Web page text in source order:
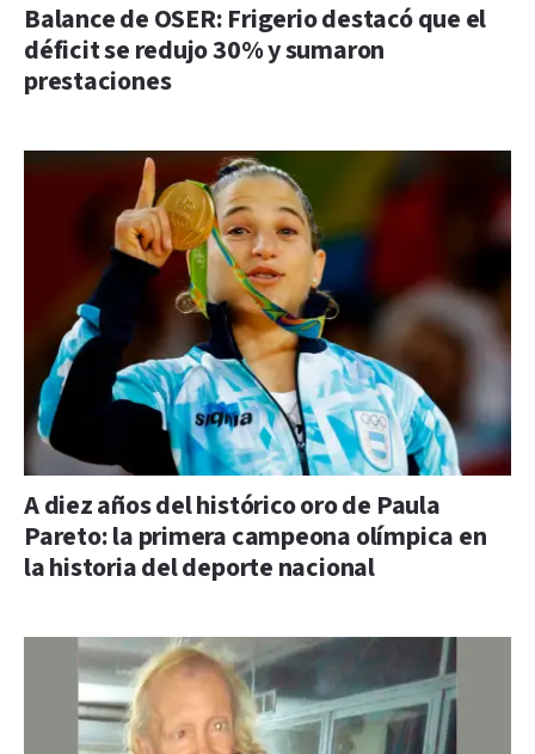
Balance de OSER: Frigerio destacó que el
déficit se redujo 30% y sumaron
prestaciones
A diez años del histórico oro de Paula
Pareto: la primera campeona olímpica en
la historia del deporte nacional